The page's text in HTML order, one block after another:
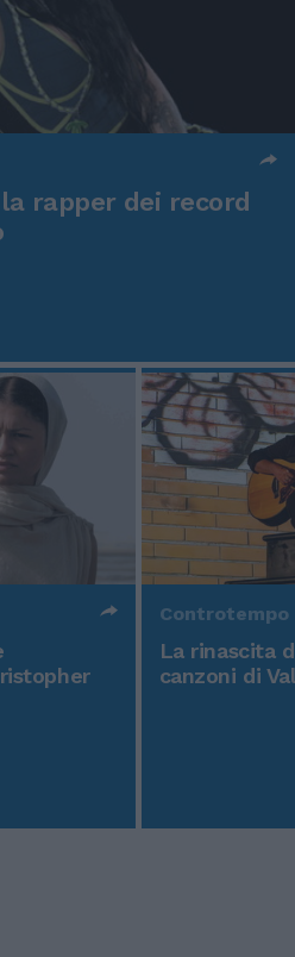
rapper dei record
Controtempo
La rinascita
canzoni di